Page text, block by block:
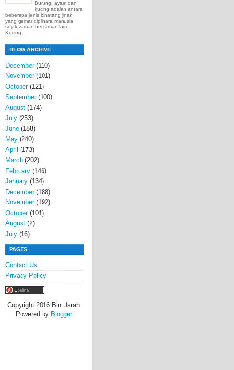
Burung, ayam dan
kucing adalah antara
beberapa jenis binatang jinak
yang gemar diplihara manusia
sejak zaman berzaman lagi.
Kucing ...
BLOG ARCHIVE
December(110)
November(101)
October(121)
September(100)
August (174)
July (253)
June (188)
May (240)
April (173)
March (202)
February (146)
January (134)
December(188)
November(192)
October(101)
August (2)
July (16)
PAGES
Contact Us
Privacy Policy
Copyright 2016 Bin Usrah.
Powered by Blogger.